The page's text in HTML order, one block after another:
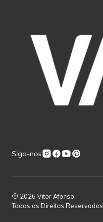
Siga-nos
2026 Vitor Afonso.
Todos os Direitos Reservados.